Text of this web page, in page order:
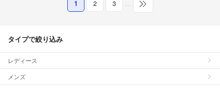
1 2 3 …
タイプで絞り込み
レディース
メンズ